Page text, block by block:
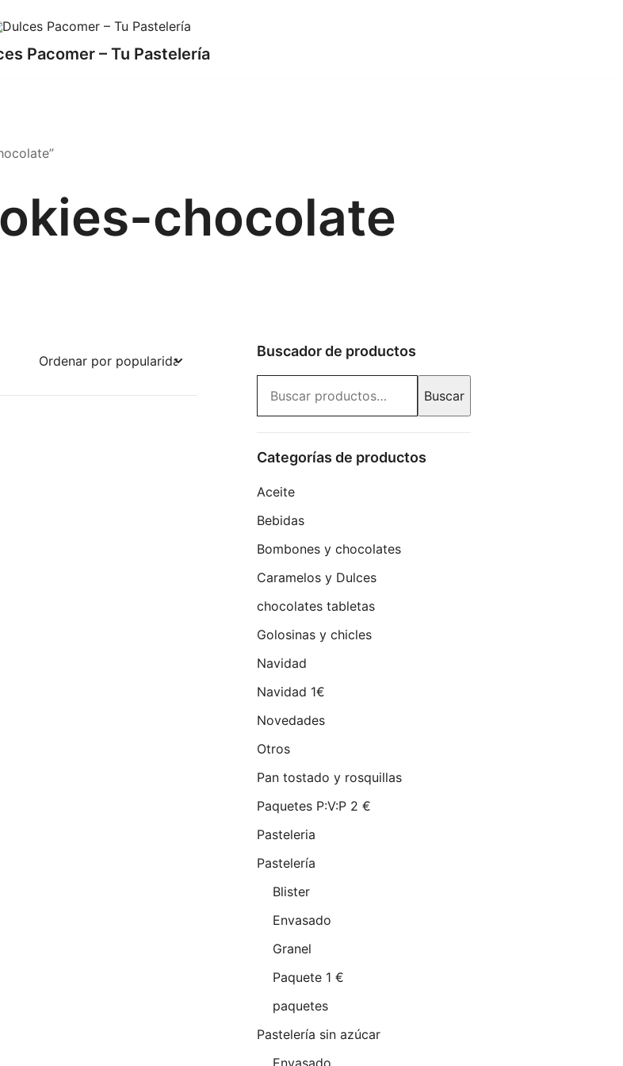
Pacomer – Tu Pastelería
chocolate
Buscador de productos
por:
Buscar
Categorías de productos
Aceite
Bebidas
Bombones y chocolates
Caramelos y Dulces
chocolates tabletas
Golosinas y chicles
Navidad
Navidad 1€
Novedades
Otros
Pan tostado y rosquillas
Paquetes P:V:P 2 €
Pasteleria
Pastelería
Blister
Envasado
Granel
Paquete 1 €
paquetes
Pastelería sin azúcar
Envasado